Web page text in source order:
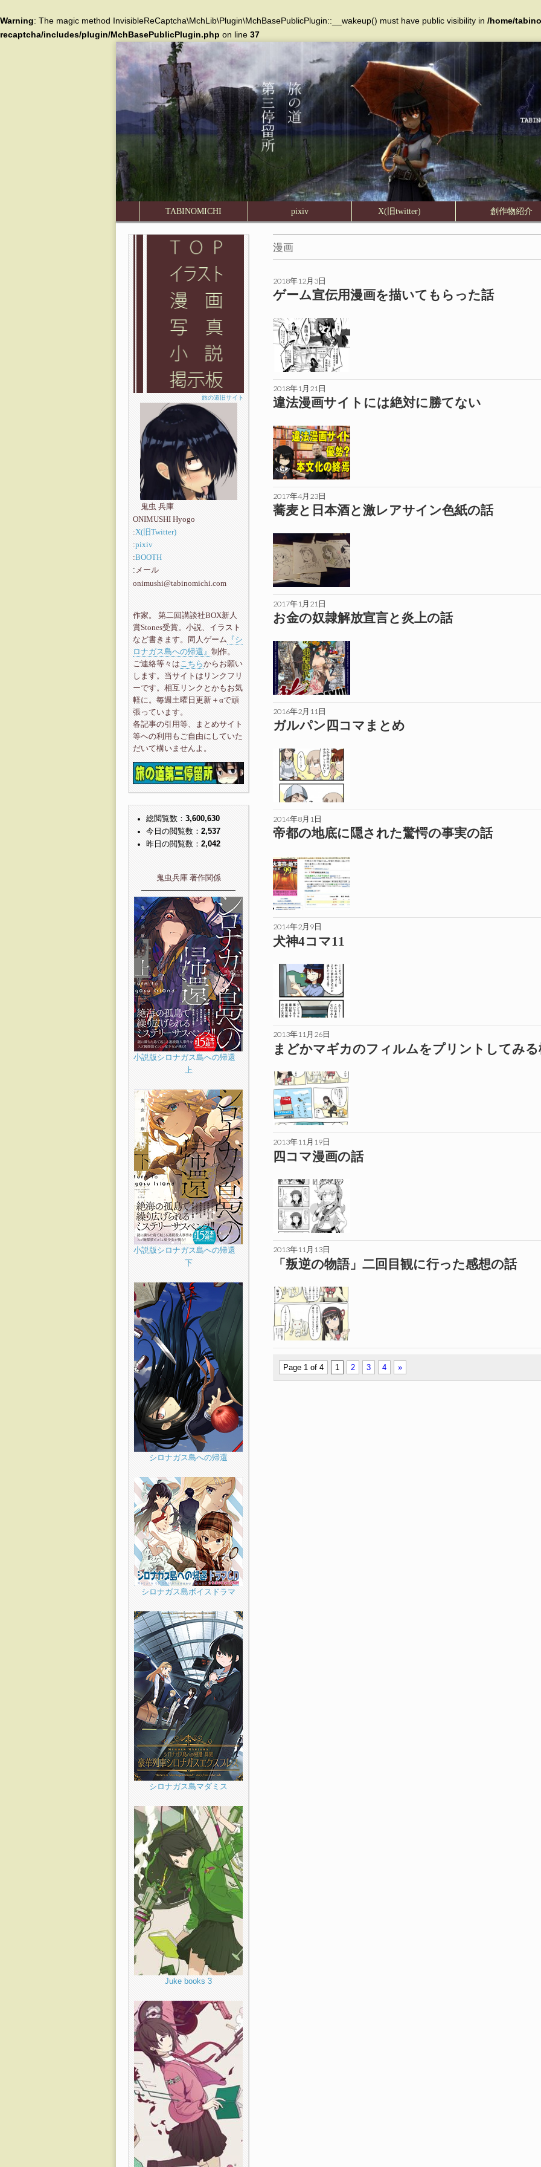
Warning: The magic method InvisibleReCaptcha\MchLib\Plugin\MchBasePublicPlugin::__wakeup() must have public visibility in /home/
recaptcha/includes/plugin/MchBasePublicPlugin.php on line 37
旅
の
道
第
三
停
Main menu
TABINOMICHI pixiv X(旧twitter) 創作物
Sub menu
漫画
2018年12月3日
ゲーム宣伝用漫画を描いてもらった話
2018年1月21日
違法漫画サイトには絶対に勝てない
2017年4月23日
蕎麦と日本酒と激レアサイン色紙の話
2017年1月21日
お金の奴隷解放宣言と炎上の話
2016年2月11日
ガルパン四コマまとめ
2014年8月1日
帝都の地底に隠された驚愕の事実の話
2014年2月9日
犬神4コマ11
2013年11月26日
まどかマギカのフィルムをプリントしてみ
2013年11月19日
四コマ漫画の話
2013年11月13日
「叛逆の物語」二回目観に行った感想の話
Page 1 of 4 1 2 3 4 »
旅の道旧サイト
鬼虫 兵庫
ONIMUSHI Hyogo
:X(旧Twitter)
:pixiv
:BOOTH
: メール
onimushi@tabinomichi.com
作家。 第二回講談社BOX新人
賞Stones受賞。小説、イラスト
など書きます。同人ゲーム 『シ
ロナガス島への帰還』 制作。
ご連絡等々はこちらからお願い
します。当サイトはリンクフリ
ーです。相互リンクとかもお気
軽に。毎週土曜日更新＋αで頑
張っています。
各記事の引用等、まとめサイト
等への利用もご自由にしていた
だいて構いませんよ。
総閲覧数： 3,600,630
今日の閲覧数： 2,537
昨日の閲覧数： 2,042
鬼虫兵庫 著作関係
――――――――――――
小説版シロナガス島への帰還
上
小説版シロナガス島への帰還
下
シロナガス島への帰還
シロナガス島ボイスドラマ
シロナガス島マダミス
Juke books 3